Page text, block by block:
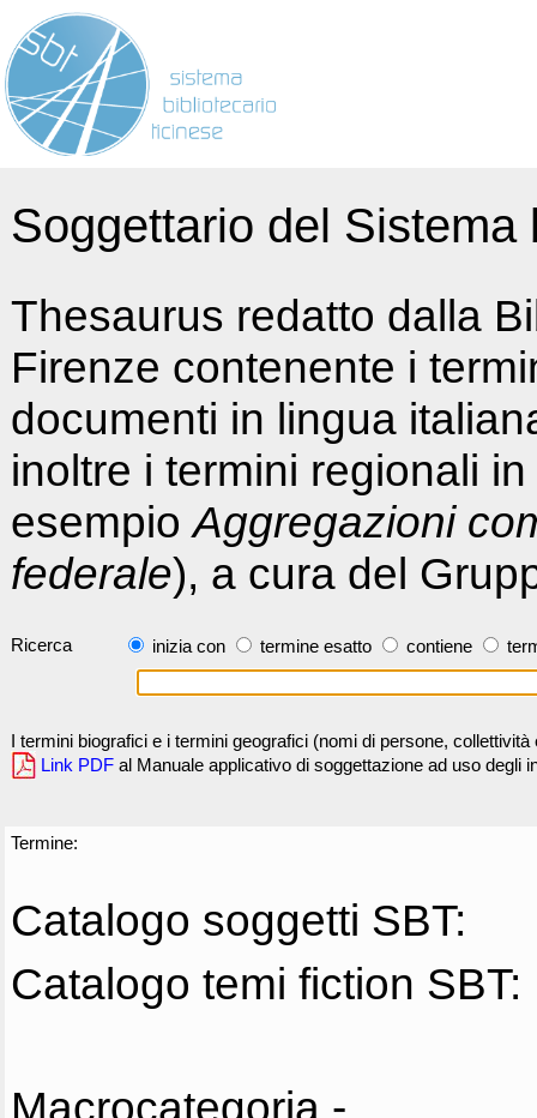
Soggettario del
Thesaurus redatto dalla
Firenze contenente i
documenti in lingua
inoltre i termini regionali
esempioAggregazioni
federale), a cura del
Ricerca inizia con termine esatto contiene
I termini biografici e i termini geografici (nomi di persone,
Link PDF al Manuale applicativo di soggettazione ad uso degli
Termine:
Catalogo soggetti SBT:
Catalogo temi fiction SBT:
Macrocategoria -